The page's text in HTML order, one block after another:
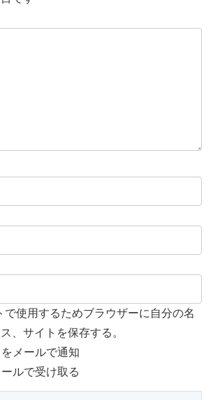
で使用するためブラウザーに自分の名
、サイトを保存する。
メールで通知
ルで受け取る